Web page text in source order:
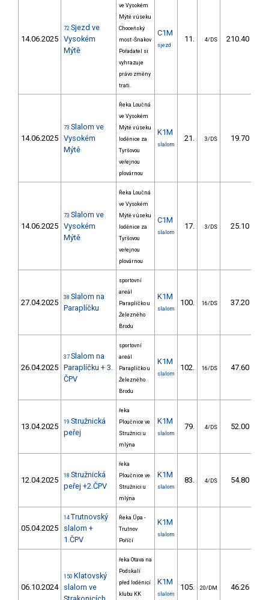
14.06.2025
72 Sjezd ve
Vysokém
Mýtě
ve Vysokém
Mýtě v úseku
Choceňský
most -Šnakov
Pořadatel si
vyhrazuje
právo změny
trati.
C1M
sjezd
11. 4/DS 210.40
14.06.2025
73 Slalom ve
Vysokém
Mýtě
Řeka Loučná
ve Vysokém
Mýtě v úseku
loděnice za
Tyršovou
veřejnou
plovárnou
K1M
slalom
21. 3/DS 19.70
14.06.2025
73 Slalom ve
Vysokém
Mýtě
Řeka Loučná
ve Vysokém
Mýtě v úseku
loděnice za
Tyršovou
veřejnou
plovárnou
C1M
slalom
17. 3/DS 25.10
27.04.2025
38 Slalom na
Paraplíčku
sportovní
areál
Paraplíčko u
Železného
Brodu
K1M
slalom
100. 16/DS 37.20
26.04.2025
37 Slalom na
Paraplíčku + 3.
ČPV
sportovní
areál
Paraplíčko u
Železného
Brodu
K1M
slalom
102. 16/DS 47.60
13.04.2025 19 Stružnická
peřej
řeka
Ploučnice ve
Stružnici u
mlýna
K1M
slalom
79. 4/DS 52.00
12.04.2025 18 Stružnická
peřej +2.ČPV
řeka
Ploučnice ve
Stružnici u
mlýna
K1M
slalom
83. 4/DS 54.80
05.04.2025
14 Trutnovský
slalom +
1.ČPV
Řeka Úpa -
Trutnov
Poříčí
K1M
slalom
06.10.2024
150 Klatovský
slalom ve
řeka Otava na
Podskalí
před loděnicí
klubu KK
K1M
slalom
105. 20/DM 46.26